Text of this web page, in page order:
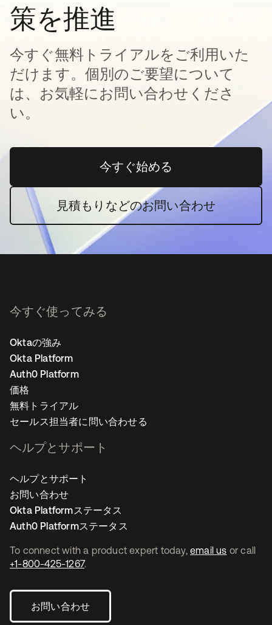
策を推進
今すぐ無料トライアルをご利用いた
だけます。個別のご要望について
は、お気軽にお問い合わせくださ
い。
今すぐ始める新しいタブで開く
見積もりなどのお問い合わせ
To connect with a product expert today, email us or call
+1-800-425-1267.
お問い合わせ
今すぐ使ってみる
Oktaの強み
Okta Platform
Auth0 Platform
価格
無料トライアル
セールス担当者に問い合わせる
ヘルプとサポート
ヘルプとサポート
お問い合わせ
Okta Platformステータス
Auth0 Platformステータス